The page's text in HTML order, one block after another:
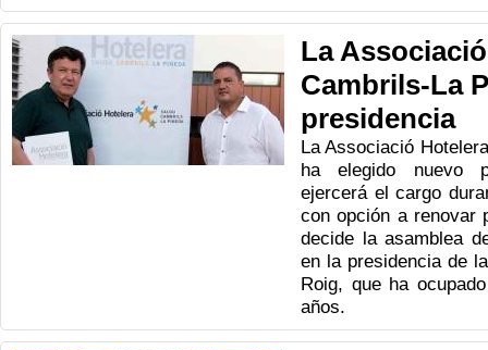
La
Cambrils-La
presidencia
La Associació
ha elegido nuevo
ejercerá el cargo
con opción a renovar
decide la asamblea
en la presidencia de
Roig, que ha
años.